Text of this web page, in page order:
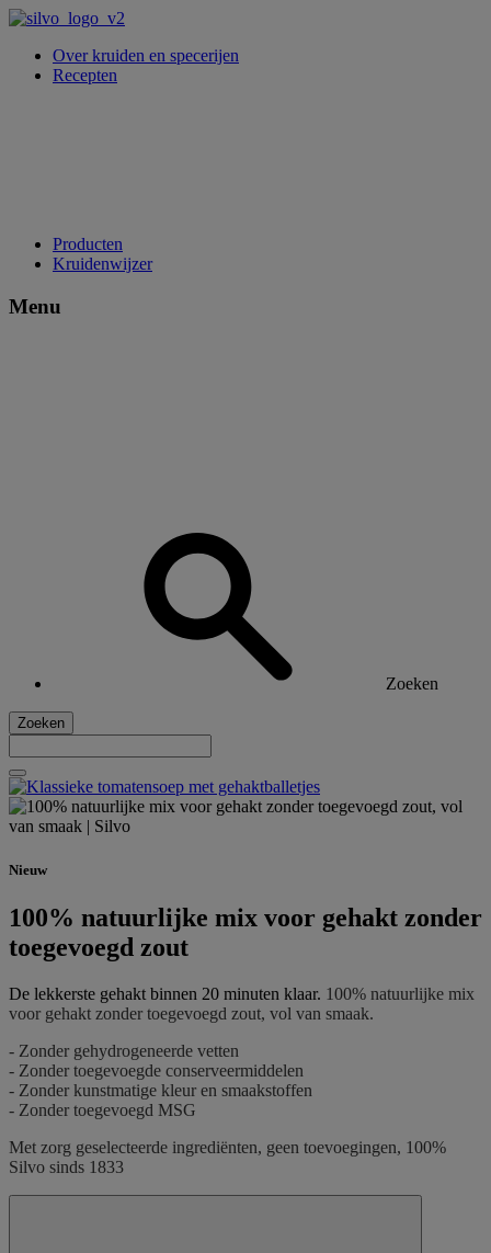
Over kruiden en specerijen
Recepten
Producten
Kruidenwijzer
Menu
Zoeken
Zoeken
Nieuw
100% natuurlijke mix voor gehakt zonder
toegevoegd zout
De lekkerste gehakt binnen 20 minuten klaar. 100% natuurlijke mix
voor gehakt zonder toegevoegd zout, vol van smaak.
- Zonder gehydrogeneerde vetten
- Zonder toegevoegde conserveermiddelen
- Zonder kunstmatige kleur en smaakstoffen
- Zonder toegevoegd MSG
Met zorg geselecteerde ingrediënten, geen toevoegingen, 100%
Silvo sinds 1833